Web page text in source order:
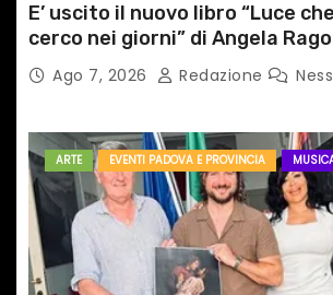
E’ uscito il nuovo libro “Luce
cerco nei giorni” di Angela
medico primario di Capua
Ago 7, 2026 Redazione
ARTE EVENTI PADOVA E PROVINCIA